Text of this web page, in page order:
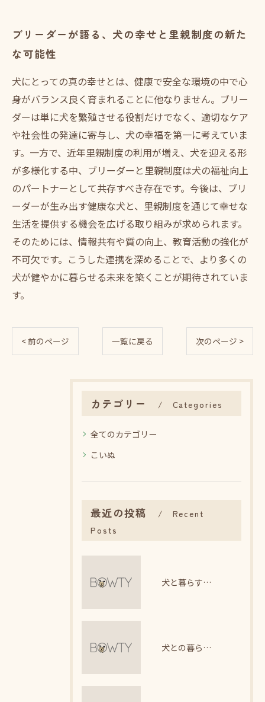
ブリーダーが語る、犬の幸せと里親制度の新た
な可能性
犬にとっての真の幸せとは、健康で安全な環境の中で心
身がバランス良く育まれることに他なりません。ブリー
ダーは単に犬を繁殖させる役割だけでなく、適切なケア
や社会性の発達に寄与し、犬の幸福を第一に考えていま
す。一方で、近年里親制度の利用が増え、犬を迎える形
が多様化する中、ブリーダーと里親制度は犬の福祉向上
のパートナーとして共存すべき存在です。今後は、ブリ
ーダーが生み出す健康な犬と、里親制度を通じて幸せな
生活を提供する機会を広げる取り組みが求められます。
そのためには、情報共有や質の向上、教育活動の強化が
不可欠です。こうした連携を深めることで、より多くの
犬が健やかに暮らせる未来を築くことが期待されていま
す。
< 前のページ 一覧に戻る 次のページ >
カテゴリー Categories
全てのカテゴリー
こいぬ
最近の投稿
Recent
Posts
犬と暮らす日々で感じるストレス軽減法
犬との暮らしで整える理想の生活リズム